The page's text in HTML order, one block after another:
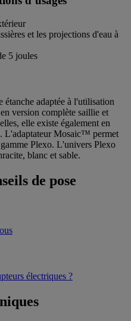
et les projections d'eau à
5 joules
étanche adaptée à l'utilisation
version complète saillie et
elle existe également en
L'adaptateur Mosaic™ permet
Plexo. L'univers Plexo
blanc et sable.
de pose
électriques ?